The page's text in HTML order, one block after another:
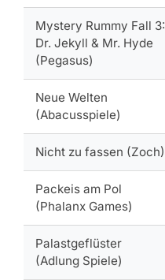
Mystery Rummy Fall 3:
Dr. Jekyll & Mr. Hyde
(Pegasus)
Neue Welten
(Abacusspiele)
Nicht zu fassen (Zoch)
Packeis am Pol
(Phalanx Games)
Palastgeflüster
(Adlung Spiele)